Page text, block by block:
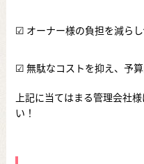
☑ オーナー様の負担を減ら
☑ 無駄なコストを抑え、予
上記に当てはまる管理会社
い！